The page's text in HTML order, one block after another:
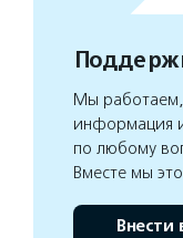
Мы работаем,
информация
по любому
Вместе мы
Внести